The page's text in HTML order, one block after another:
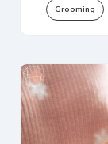
Grooming